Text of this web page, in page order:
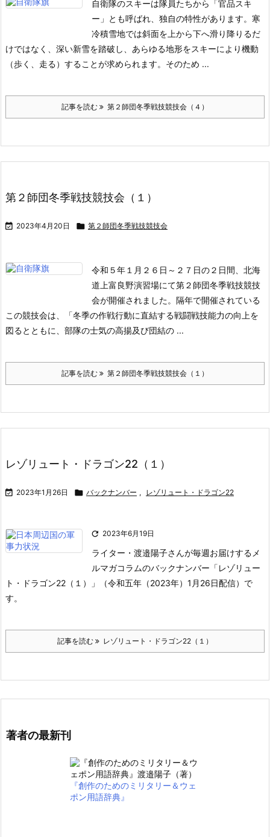
自衛隊のスキーは隊員たちから「官品スキ
ー」とも呼ばれ、独自の特性があります。 寒
冷積雪地では斜面を上から下へ滑り降りるだ
けではなく、深い新雪を踏破し、あらゆる地形をスキーにより機動
（歩く、走る）することが求められます。そのため ...
記事を読む 第２師団冬季戦技競技会（４）
第２師団冬季戦技競技会（１）
 2023年4月20日  第２師団冬季戦技競技会
令和５年１月２６日～２７日の２日間、北海
道上富良野演習場にて第２師団冬季戦技競技
会が開催されました。 隔年で開催されている
この競技会は、「冬季の作戦行動に直結する戦闘戦技能力の向上を
図るとともに、部隊の士気の高揚及び団結の ...
記事を読む 第２師団冬季戦技競技会（１）
レゾリュート・ドラゴン22（１）
 2023年1月26日  バックナンバー , レゾリュート・ドラゴン22
 2023年6月19日
ライター・渡邉陽子さんが毎週お届けするメ
ルマガコラムのバックナンバー「レゾリュー
ト・ドラゴン22（１）」（令和五年（2023年）1月26日配信）で
す。
記事を読む レゾリュート・ドラゴン22（１）
著者の最新刊
『創作のためのミリタリー＆ウェ
ポン用語辞典』